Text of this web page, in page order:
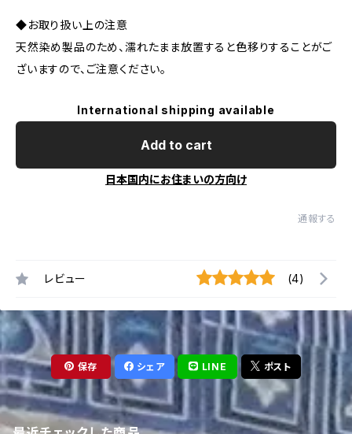
◆お取り扱い上の注意
天然染め製品のため、濡れたまま放置すると色移りすることがご
ざいますので、ご注意ください。
International shipping available
Add to cart
日本国内にお住まいの方向け
通報する
レビュー (4)
保存 シェア LINE ポスト